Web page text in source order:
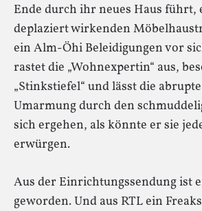
Ende durch ihr neues Haus führt,
deplaziert wirkenden
ein Alm-Öhi Beleidigungen vor
rastet die „Wohnexpertin“ aus,
„Stinkstiefel“ und lässt die
Umarmung durch den
sich ergehen, als könnte er sie
erwürgen.
Aus der Einrichtungssendung ist
geworden. Und aus RTL ein